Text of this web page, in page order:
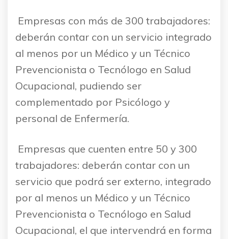
 Empresas con más de 300 trabajadores:
deberán contar con un servicio integrado
al menos por un Médico y un Técnico
Prevencionista o Tecnólogo en Salud
Ocupacional, pudiendo ser
complementado por Psicólogo y
personal de Enfermería.
 Empresas que cuenten entre 50 y 300
trabajadores: deberán contar con un
servicio que podrá ser externo, integrado
por al menos un Médico y un Técnico
Prevencionista o Tecnólogo en Salud
Ocupacional, el que intervendrá en forma